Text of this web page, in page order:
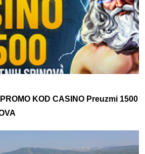
KOD CASINO Preuzmi 1500